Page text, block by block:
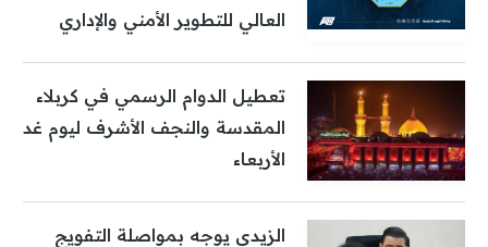
العالي للتطوير الأمني والإداري
تعطيل الدوام الرسمي في كربلاء
المقدسة والنجف الأشرف ليوم غد
الأربعاء
الزيدي يوجه بمواصلة التفويج